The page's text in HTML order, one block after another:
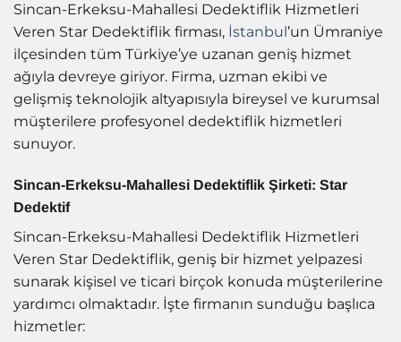
Sincan-Erkeksu-Mahallesi Dedektiflik Hizmetleri
Veren Star Dedektiflik firması, İstanbul ’un Ümraniye
ilçesinden tüm Türkiye’ye uzanan geniş hizmet
ağıyla devreye giriyor. Firma, uzman ekibi ve
gelişmiş teknolojik altyapısıyla bireysel ve kurumsal
müşterilere profesyonel dedektiflik hizmetleri
sunuyor.
Sincan-Erkeksu-Mahallesi Dedektiflik Şirketi: Star
Dedektif
Sincan-Erkeksu-Mahallesi Dedektiflik Hizmetleri
Veren Star Dedektiflik, geniş bir hizmet yelpazesi
sunarak kişisel ve ticari birçok konuda müşterilerine
yardımcı olmaktadır. İşte firmanın sunduğu başlıca
hizmetler: